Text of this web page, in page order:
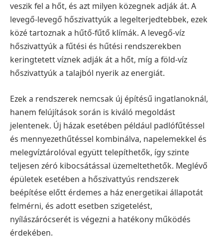
veszik fel a hőt, és azt milyen közegnek adják át. A
levegő-levegő hőszivattyúk a legelterjedtebbek, ezek
közé tartoznak a hűtő-fűtő klímák. A levegő-víz
hőszivattyúk a fűtési és hűtési rendszerekben
keringtetett víznek adják át a hőt, míg a föld-víz
hőszivattyúk a talajból nyerik az energiát.
Ezek a rendszerek nemcsak új építésű ingatlanoknál,
hanem felújítások során is kiváló megoldást
jelentenek. Új házak esetében például padlófűtéssel
és mennyezethűtéssel kombinálva, napelemekkel és
melegvíztárolóval együtt telepíthetők, így szinte
teljesen zéró kibocsátással üzemeltethetők. Meglévő
épületek esetében a hőszivattyús rendszerek
beépítése előtt érdemes a ház energetikai állapotát
felmérni, és adott esetben szigetelést,
nyílászárócserét is végezni a hatékony működés
érdekében.